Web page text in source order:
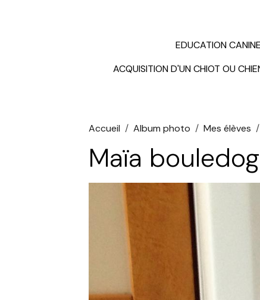
EDUCATION CANINE
ACQUISITION D'UN CHIOT OU
Accueil Album photo Mes élèves
Maïa